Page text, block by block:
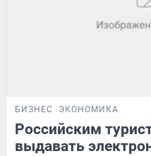
БИЗНЕС ЭКОНОМИКА
Российским
выдавать